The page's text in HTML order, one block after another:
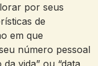
por seus
de
em que
número pessoal
vida” ou “data